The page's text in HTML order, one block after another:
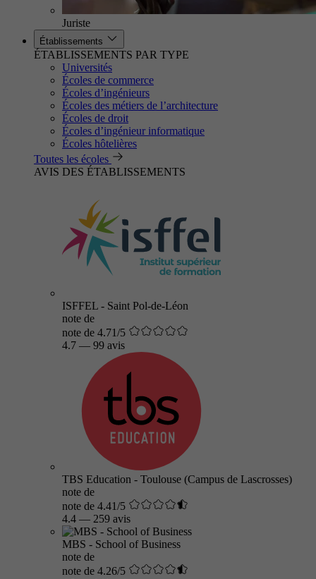
Juriste
Établissements
ÉTABLISSEMENTS PAR TYPE
Universités
Écoles de commerce
Écoles d’ingénieurs
Écoles des métiers de l’architecture
Écoles de droit
Écoles d’ingénieur informatique
Écoles hôtelières
Toutes les écoles
AVIS DES ÉTABLISSEMENTS
ISFFEL - Saint Pol-de-Léon
note de
note de 4.71/5
4.7 — 99 avis
TBS Education - Toulouse (Campus de Lascrosses)
note de
note de 4.41/5
4.4 — 259 avis
MBS - School of Business
note de
note de 4.26/5